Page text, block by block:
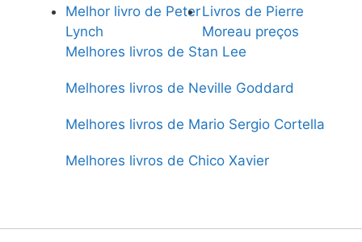
Melhor livro de Peter
Lynch
Livros de Pierre
Moreau preços
Melhores livros de Stan Lee
Melhores livros de Neville Goddard
Melhores livros de Mario Sergio Cortella
Melhores livros de Chico Xavier